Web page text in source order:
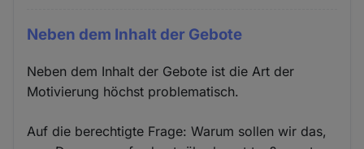
Neben dem Inhalt der Gebote
Neben dem Inhalt der Gebote ist die Art der
Motivierung höchst problematisch.
Auf die berechtigte Frage: Warum sollen wir das,